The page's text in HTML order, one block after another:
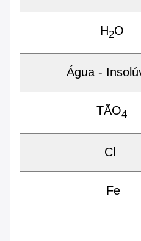
H2O
Água -
TÃO4
Cl
Fe